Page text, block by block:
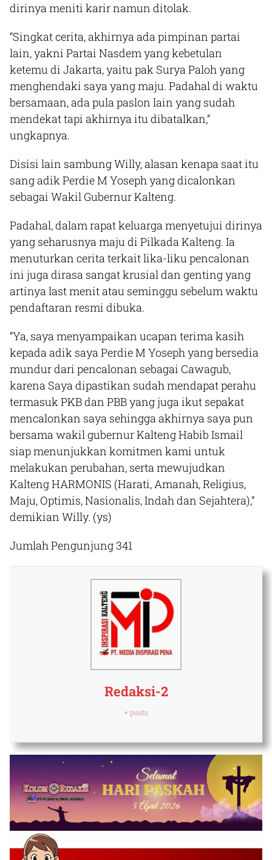
dirinya meniti karir namun ditolak.
“Singkat cerita, akhirnya ada pimpinan partai
lain, yakni Partai Nasdem yang kebetulan
ketemu di Jakarta, yaitu pak Surya Paloh yang
menghendaki saya yang maju. Padahal di waktu
bersamaan, ada pula paslon lain yang sudah
mendekat tapi akhirnya itu dibatalkan,”
ungkapnya.
Disisi lain sambung Willy, alasan kenapa saat itu
sang adik Perdie M Yoseph yang dicalonkan
sebagai Wakil Gubernur Kalteng.
Padahal, dalam rapat keluarga menyetujui dirinya
yang seharusnya maju di Pilkada Kalteng. Ia
menuturkan cerita terkait lika-liku pencalonan
ini juga dirasa sangat krusial dan genting yang
artinya last menit atau seminggu sebelum waktu
pendaftaran resmi dibuka.
“Ya, saya menyampaikan ucapan terima kasih
kepada adik saya Perdie M Yoseph yang bersedia
mundur dari pencalonan sebagai Cawagub,
karena Saya dipastikan sudah mendapat perahu
termasuk PKB dan PBB yang juga ikut sepakat
mencalonkan saya sehingga akhirnya saya pun
bersama wakil gubernur Kalteng Habib Ismail
siap menunjukkan komitmen kami untuk
melakukan perubahan, serta mewujudkan
Kalteng HARMONIS (Harati, Amanah, Religius,
Maju, Optimis, Nasionalis, Indah dan Sejahtera),”
demikian Willy. (ys)
Jumlah Pengunjung341
Redaksi-2
+ posts